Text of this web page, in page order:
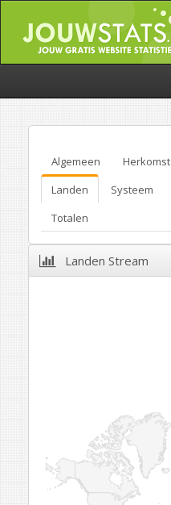
Algemeen Herkomst
Landen
Systeem
Totalen
Landen Stream